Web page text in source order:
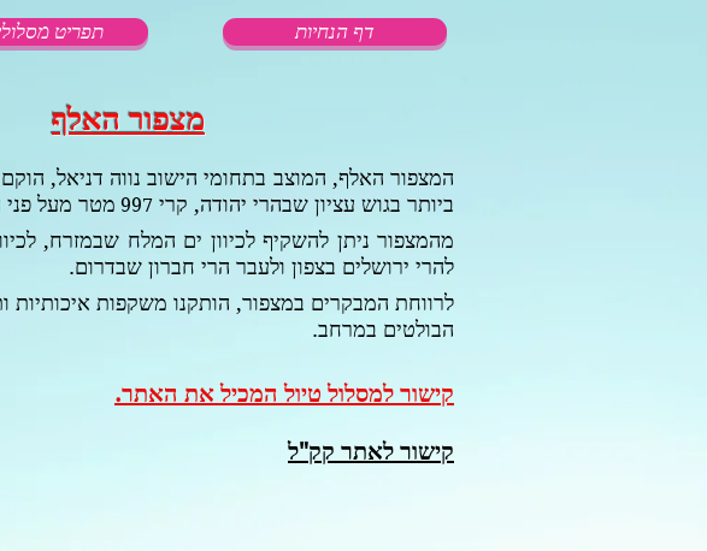
תפריט דף הנחיות
מצפור האלף
המצפור האלף, המוצב בתחומי הישוב נווה דניאל,
ביותר בגוש עציון שבהרי יהודה, קרי 997 מטר מעל פני
מהמצפור ניתן להשקיף לכיוון ים המלח שבמזרח,
להרי ירושלים בצפון ולעבר הרי חברון שבדרום.
לרווחת המבקרים במצפור, הותקנו משקפות
הבולטים במרחב.
קישור למסלול טיול המכיל את האתר.
קישור לאתר קק"ל